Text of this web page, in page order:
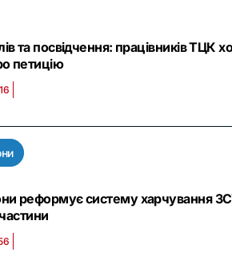
та посвідчення: працівників
петицію
реформує систему харчування